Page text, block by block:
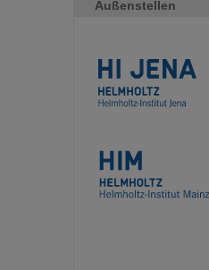
Außenstellen